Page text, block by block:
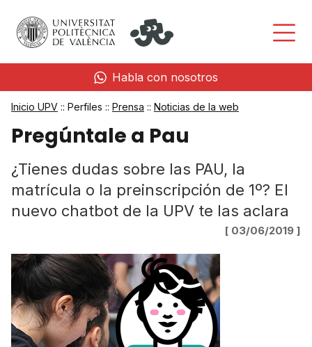
Habla con nosotros
Inicio UPV :: Perfiles :: Prensa :: Noticias de la web
Pregúntale a Pau
¿Tienes dudas sobre las PAU, la
matrícula o la preinscripción de 1º? El
nuevo chatbot de la UPV te las aclara
[ 03/06/2019 ]